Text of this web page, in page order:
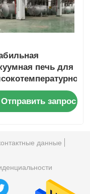
печь для
в
/
печь для
Отправить запрос
данные